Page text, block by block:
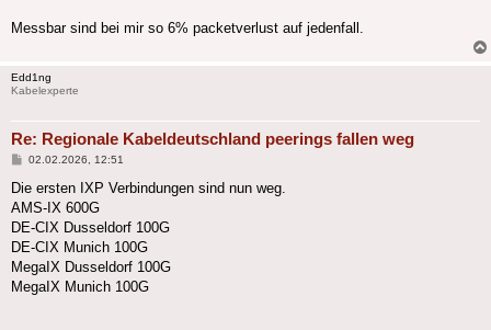
Messbar sind bei mir so 6% packetverlust auf jedenfall.
Edd1ng
Kabelexperte
Re: Regionale Kabeldeutschland peerings fallen weg
Beitrag
02.02.2026, 12:51
Die ersten IXP Verbindungen sind nun weg.
AMS-IX 600G
DE-CIX Dusseldorf 100G
DE-CIX Munich 100G
MegaIX Dusseldorf 100G
MegaIX Munich 100G